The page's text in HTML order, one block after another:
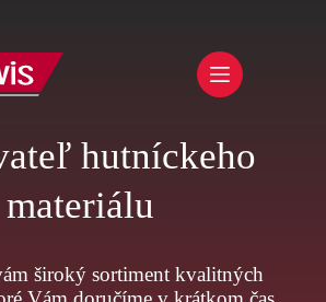
hutníckeho
materiálu
široký sortiment kvalitných